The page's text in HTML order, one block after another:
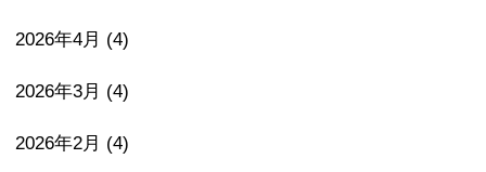
2026年4月 (4)
2026年3月 (4)
2026年2月 (4)